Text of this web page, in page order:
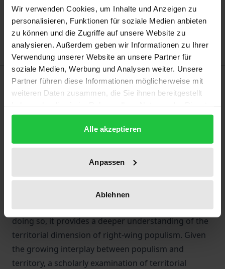
Wir verwenden Cookies, um Inhalte und Anzeigen zu
personalisieren, Funktionen für soziale Medien anbieten
zu können und die Zugriffe auf unsere Website zu
analysieren. Außerdem geben wir Informationen zu Ihrer
Verwendung unserer Website an unsere Partner für
soziale Medien, Werbung und Analysen weiter. Unsere
Partner führen diese Informationen möglicherweise mit
weiteren Daten zusammen, die Sie ihnen bereitgestellt
gesammelt haben.
Alle akzeptieren
Anpassen
Ablehnen
Add to Wish List
Delivery cost notice
Description
potential threat to democratic systems. Its
territoriality, on the other hand, has been less
systematically addressed in the academic debate.
This book examines how the AfD and the Lega shape
territorial narratives around the East-West divide in
Germany and the North-South divide in Italy. In
doing so, it provides a deeper understanding of the
territorial dimension of right-wing populism. Given
the growing interplay between populism and
territory, a scholarly examination of territorial